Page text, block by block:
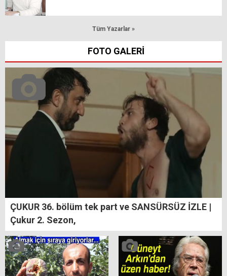
Tüm Yazarlar »
FOTO GALERİ
ÇUKUR 36. bölüm tek part ve SANSÜRSÜZ İZLE |
Çukur 2. Sezon,